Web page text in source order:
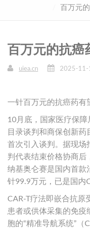
百万元
百万元的抗癌
uiea.cn 2025-11-
一针百万元的抗癌药有
10月底，国家医疗保
目录谈判和商保创新
首次引入谈判。据现场
判代表结束价格协商后
纳基奥仑赛是国内首款
针99.9万元，已是国内
CAR-T疗法即嵌合抗原
患者或供体采集的免疫
胞的“精准导航系统”（